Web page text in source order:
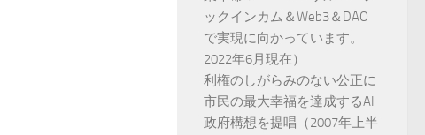
ックインカム＆Web3＆DAO
で実現に向かっています。
2022年6月現在）
利権のしがらみのない公正に
市民の最大幸福を達成するAI
政府構想を提唱（2007年上半